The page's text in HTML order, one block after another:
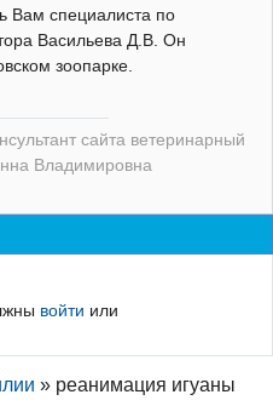
Вам специалиста по
Васильева Д.В. Он
зоопарке.
сайта ветеринарный
Владимировна
войти или
» реанимация игуаны